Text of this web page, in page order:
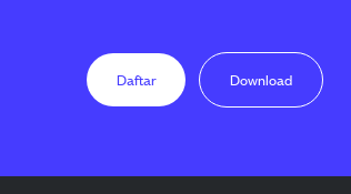
Daftar Download